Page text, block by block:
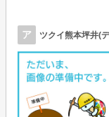
ア ツクイ熊本坪井(